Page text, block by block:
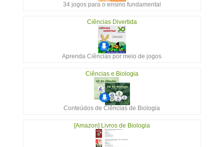
34 jogos para o ensino fundamental
Ciências Divertida
Aprenda Ciências por meio de jogos
Ciências e Biologia
Conteúdos de Ciências de Biologia
[Amazon] Livros de Biologia